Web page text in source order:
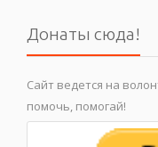
Донаты сюда!
Сайт ведется на
помочь, помогай!